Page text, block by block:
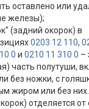
оставлено или
железы);
(задний окорок) в
0203 12 110,
0 и 0210 11 310 0 –
часть полутуши,
без ножки, с
жиром или без
отделяется от